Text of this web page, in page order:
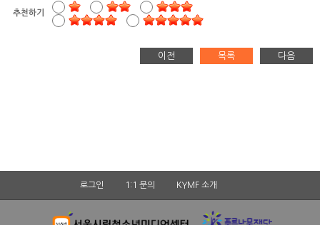
추천하기
이전 목록 다음
로그인 1:1 문의 KYMF 소개